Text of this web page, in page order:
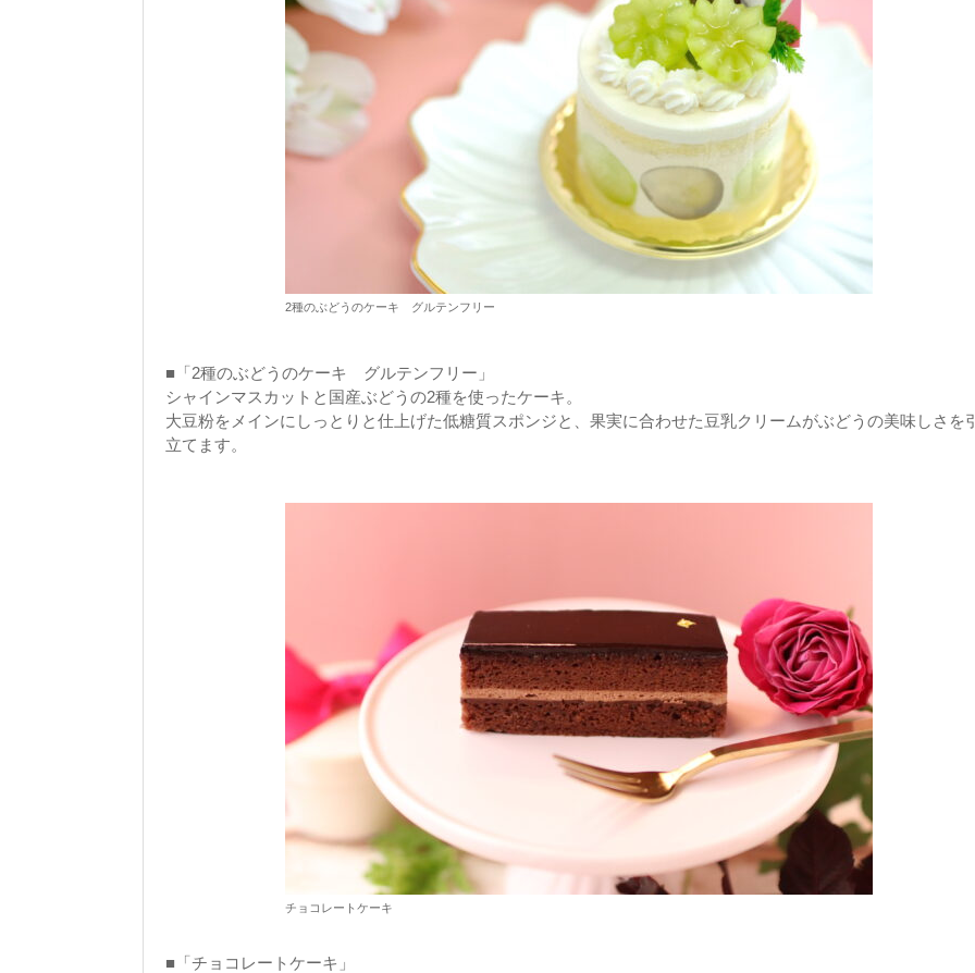
2種のぶどうのケーキ グルテンフリー
■「2種のぶどうのケーキ グルテンフリー」
シャインマスカットと国産ぶどうの2種を使ったケーキ。
大豆粉をメインにしっとりと仕上げた低糖質スポンジと、果実に合わせた豆乳クリームがぶどうの美味しさを
立てます。
チョコレートケーキ
■「チョコレートケーキ」